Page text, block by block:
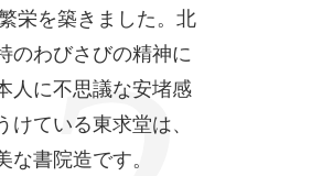
栄を築きました。北
のわびさびの精神に
人に不思議な安堵感
ている東求堂は、
書院造です。